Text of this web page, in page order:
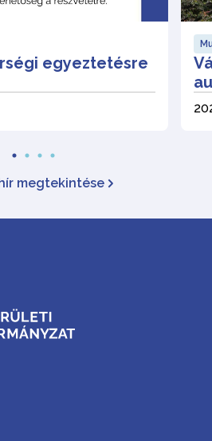
egyeztetésre
megtekintése